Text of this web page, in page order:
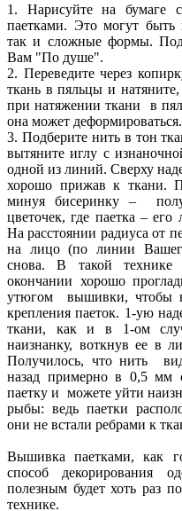
1. Нарисуйте на бумаге
паетками. Это могут быть
так и сложные формы.
Вам "По душе".
2. Переведите через
ткань в пяльцы и
при натяжении ткани в
она может деформироваться.
3. Подберите нить в тон
вытяните иглу с
одной из линий. Сверху
хорошо прижав к ткани.
минуя бисеринку –
цветочек, где паетка –
На расстоянии радиуса от
на лицо (по линии
снова. В такой
окончании хорошо
утюгом вышивки, чтобы
крепления паеток. 1-ую
ткани, как и в 1-ом
наизнанку, воткнув ее в
Получилось, что нить
назад примерно в 0,5 мм
паетку и можете уйти
рыбы: ведь паетки
они не встали ребрами к
Вышивка паетками, как
способ декорирования
полезным будет хоть раз
технике.